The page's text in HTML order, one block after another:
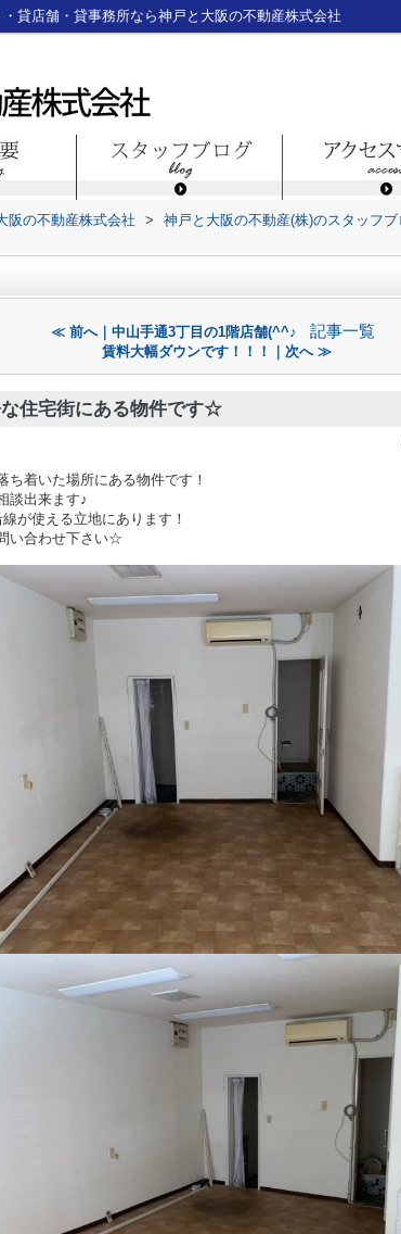
貸店舗・貸事務所なら神戸と大阪の不動産株式会社
阪の不動産株式会社 > 神戸と大阪の不動産(株)のスタッフ
≪ 前へ｜中山手通3丁目の1階店舗(^^♪ 記事一覧
賃料大幅ダウンです！！！｜次へ ≫
な住宅街にある物件です☆
ち着いた場所にある物件です！
談出来ます♪
が使える立地にあります！
い合わせ下さい☆